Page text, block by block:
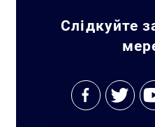
Слідкуйте